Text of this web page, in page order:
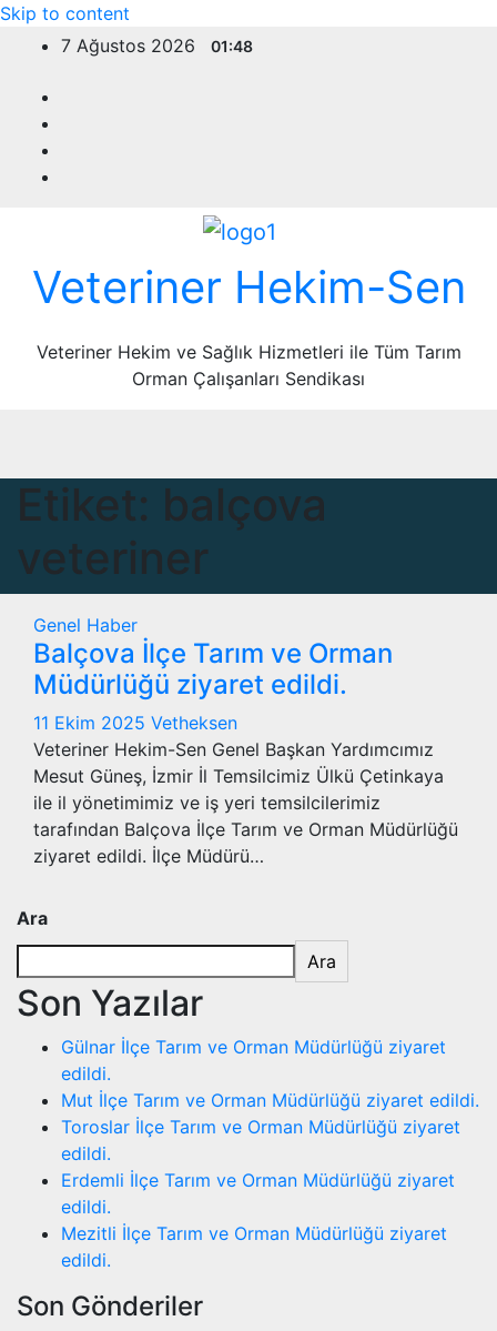
Skip to content
7 Ağustos 2026
01:48
Veteriner Hekim-Sen
Veteriner Hekim ve Sağlık Hizmetleri ile Tüm Tarım
Orman Çalışanları Sendikası
Etiket: balçova
veteriner
Genel Haber
Balçova İlçe Tarım ve Orman
Müdürlüğü ziyaret edildi.
11 Ekim 2025 Vetheksen
Veteriner Hekim-Sen Genel Başkan Yardımcımız
Mesut Güneş, İzmir İl Temsilcimiz Ülkü Çetinkaya
ile il yönetimimiz ve iş yeri temsilcilerimiz
tarafından Balçova İlçe Tarım ve Orman Müdürlüğü
ziyaret edildi. İlçe Müdürü…
Ara
Ara
Son Yazılar
Gülnar İlçe Tarım ve Orman Müdürlüğü ziyaret
edildi.
Mut İlçe Tarım ve Orman Müdürlüğü ziyaret edildi.
Toroslar İlçe Tarım ve Orman Müdürlüğü ziyaret
edildi.
Erdemli İlçe Tarım ve Orman Müdürlüğü ziyaret
edildi.
Mezitli İlçe Tarım ve Orman Müdürlüğü ziyaret
edildi.
Son Gönderiler